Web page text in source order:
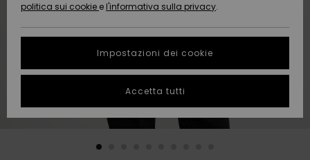
Scoprire
Scoprire
Guida alle
conversazione
per ottenere
la risposta
più rapida
APP
politica sui cookie e l'informativa sulla privacy.
Impostazioni dei cookie
Accetta tutti